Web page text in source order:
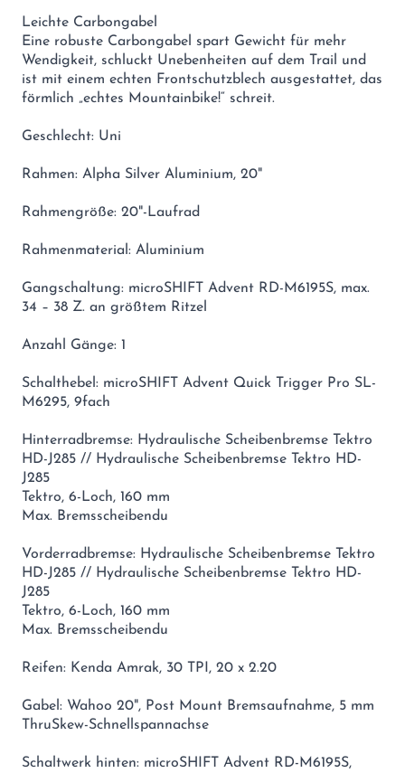
Leichte Carbongabel
Eine robuste Carbongabel spart Gewicht für mehr
Wendigkeit, schluckt Unebenheiten auf dem Trail und
ist mit einem echten Frontschutzblech ausgestattet, das
förmlich „echtes Mountainbike!“ schreit.
Geschlecht: Uni
Rahmen: Alpha Silver Aluminium, 20"
Rahmengröße: 20"-Laufrad
Rahmenmaterial: Aluminium
Gangschaltung: microSHIFT Advent RD-M6195S, max.
34 – 38 Z. an größtem Ritzel
Anzahl Gänge: 1
Schalthebel: microSHIFT Advent Quick Trigger Pro SL-
M6295, 9fach
Hinterradbremse: Hydraulische Scheibenbremse Tektro
HD-J285 // Hydraulische Scheibenbremse Tektro HD-
J285
Tektro, 6-Loch, 160 mm
Max. Bremsscheibendu
Vorderradbremse: Hydraulische Scheibenbremse Tektro
HD-J285 // Hydraulische Scheibenbremse Tektro HD-
J285
Tektro, 6-Loch, 160 mm
Max. Bremsscheibendu
Reifen: Kenda Amrak, 30 TPI, 20 x 2.20
Gabel: Wahoo 20", Post Mount Bremsaufnahme, 5 mm
ThruSkew-Schnellspannachse
Schaltwerk hinten: microSHIFT Advent RD-M6195S,